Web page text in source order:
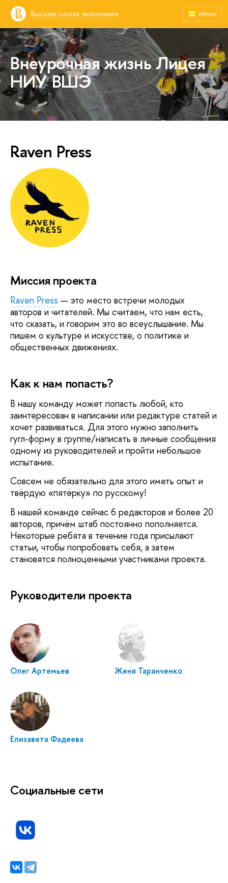
Высшая школа экономики Меню
Внеурочная жизнь Лицея
НИУ ВШЭ
Raven Press
Миссия проекта
Raven Press — это место встречи молодых
авторов и читателей. Мы считаем, что нам есть,
что сказать, и говорим это во всеуслышание. Мы
пишем о культуре и искусстве, о политике и
общественных движениях.
Как к нам попасть?
В нашу команду может попасть любой, кто
заинтересован в написании или редактуре статей и
хочет развиваться. Для этого нужно заполнить
гугл-форму в группе/написать в личные сообщения
одному из руководителей и пройти небольшое
испытание.
Совсем не обязательно для этого иметь опыт и
твёрдую «пятёрку» по русскому!
В нашей команде сейчас 6 редакторов и более 20
авторов, причём штаб постоянно пополняется.
Некоторые ребята в течение года присылают
статьи, чтобы попробовать себя, а затем
становятся полноценными участниками проекта.
Руководители проекта
Олег Артемьев Женя Таранченко
Елизавета Фадеева
Социальные сети